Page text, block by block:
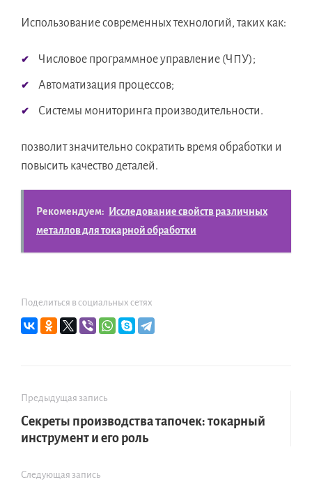
Использование современных технологий, таких как:
Числовое программное управление (ЧПУ);
Автоматизация процессов;
Системы мониторинга производительности.
позволит значительно сократить время обработки и
повысить качество деталей.
Рекомендуем:
Исследование свойств различных
металлов для токарной обработки
Поделиться в социальных сетях
Предыдущая запись
Секреты производства тапочек: токарный
инструмент и его роль
Следующая запись